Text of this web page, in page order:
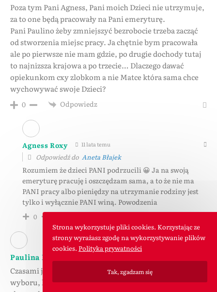
Poza tym Pani Agness, Pani moich Dzieci nie utrzymuje,
za to one będą pracowały na Pani emeryturę.
Pani Paulino żeby zmniejszyć bezrobocie trzeba zacząć
od stworzenia miejsc pracy. Ja chętnie bym pracowała
ale po pierwsze nie mam gdzie, po drugie dochody tutaj
to najnizsza krajowa a po trzecie… Dlaczego dawać
opiekunkom cxy zlobkom a nie Matce która sama chce
wychowywać swoje Dzieci?
0 Odpowiedz
Agness Roxy 11 lata temu
Odpowiedź do Aneta Błajek
Rozumiem że dzieci PANI podrzucili 😀 Ja na swoją
emeryturę pracuję i oszczędzam sama, a to że nie ma
PANI pracy albo pieniędzy na utrzymanie rodziny jest
tylko i wyłącznie PANI winą. Powodzenia
0
Paulina Kępińska
Czasami jest tak, że jeden z rodziców zostaje w domu z
wyboru, lub z własnej wygody. Tam chyba w ten sposób
Strona wykorzystuje pliki cookies. Korzystając ze
strony wyrażasz zgodę na wykorzystywanie plików
cookies. Polityka prywatności
Tak, zgadzam się